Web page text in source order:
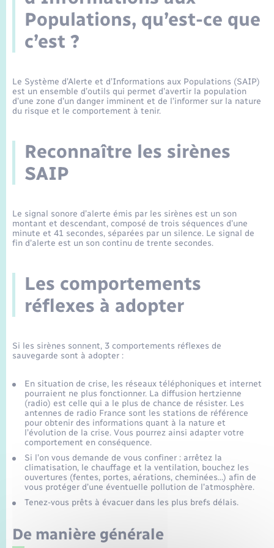
Périscolaire et centres de loisir
Etat-civil - Papiers - Citoyenneté
Mariage – PACS
Recensement
Loisirs
Tourisme
Nouvel habitant
Numérique
Organisation d’événement
Sécurité - Prévention
Seniors
Transports
Transports scolaires
Voirie et espace public
Travaux - Autorisation d’occupation de l’espace
public
Compétences
Présentation de la commune
La Communauté de communes
Populations, qu’est-ce que
c’est ?
Le Système d’Alerte et d’Informations aux Populations (SAIP)
est un ensemble d’outils qui permet d’avertir la population
d’une zone d’un danger imminent et de l’informer sur la nature
du risque et le comportement à tenir.
Reconnaître les sirènes
SAIP
Le signal sonore d’alerte émis par les sirènes est un son
montant et descendant, composé de trois séquences d’une
minute et 41 secondes, séparées par un silence. Le signal de
fin d’alerte est un son continu de trente secondes.
Les comportements
réflexes à adopter
Si les sirènes sonnent, 3 comportements réflexes de
sauvegarde sont à adopter :
En situation de crise, les réseaux téléphoniques et internet
pourraient ne plus fonctionner. La diffusion hertzienne
(radio) est celle qui a le plus de chance de résister. Les
antennes de radio France sont les stations de référence
pour obtenir des informations quant à la nature et
l’évolution de la crise. Vous pourrez ainsi adapter votre
comportement en conséquence.
Si l’on vous demande de vous confiner : arrêtez la
climatisation, le chauffage et la ventilation, bouchez les
ouvertures (fentes, portes, aérations, cheminées…) afin de
vous protéger d’une éventuelle pollution de l’atmosphère.
Tenez-vous prêts à évacuer dans les plus brefs délais.
De manière générale